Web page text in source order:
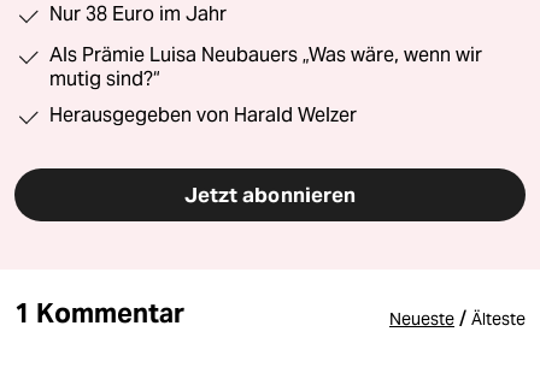
Nur 38 Euro im Jahr
Als Prämie Luisa Neubauers „Was wäre, wenn wir
mutig sind?“
Herausgegeben von Harald Welzer
Jetzt abonnieren
1 Kommentar Neueste / Älteste